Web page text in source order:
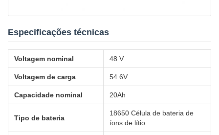
Especificações técnicas
Voltagem nominal 48 V
Voltagem de carga 54.6V
Capacidade nominal 20Ah
Tipo de bateria
18650 Célula de bateria de
íons de lítio